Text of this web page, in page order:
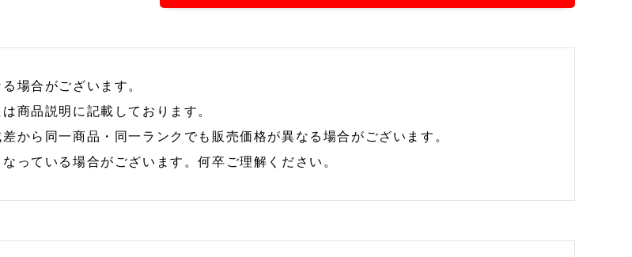
場合がございます。
商品説明に記載しております。
から同一商品・同一ランクでも販売価格が異なる場合がございます。
っている場合がございます。何卒ご理解ください。